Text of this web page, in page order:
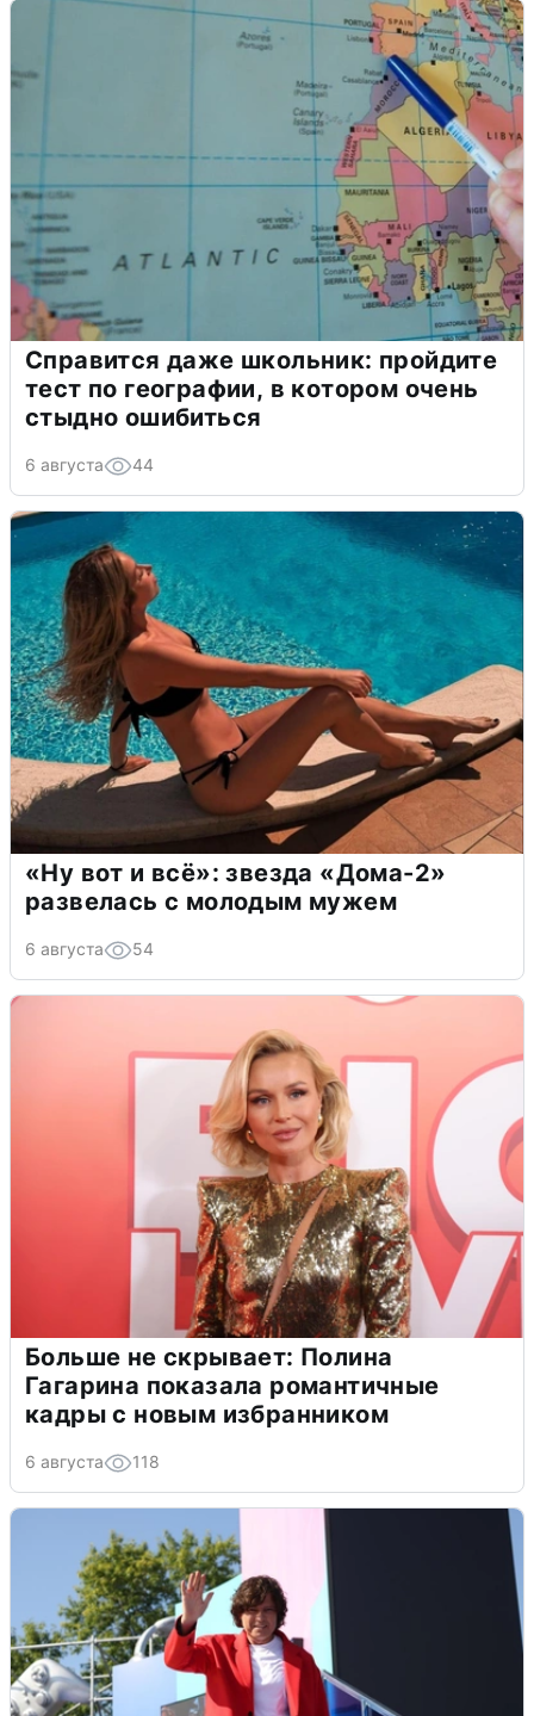
Справится даже школьник: пройдите
тест по географии, в котором очень
стыдно ошибиться
6 августа 44
«Ну вот и всё»: звезда «Дома-2»
развелась с молодым мужем
6 августа 54
Больше не скрывает: Полина
Гагарина показала романтичные
кадры с новым избранником
6 августа 118